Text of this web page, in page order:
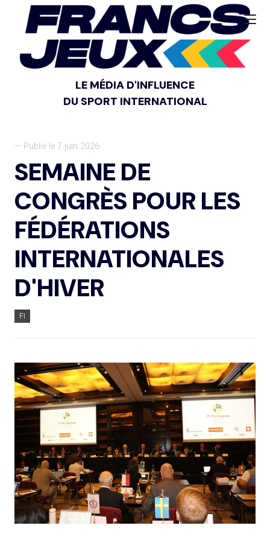
LE MÉDIA D'INFLUENCE
DU SPORT INTERNATIONAL
— Publié le 7 juin 2026
SEMAINE DE
CONGRÈS POUR LES
FÉDÉRATIONS
INTERNATIONALES
D'HIVER
FI